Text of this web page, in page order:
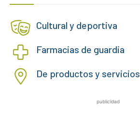
Cultural y deportiva
Farmacias de guardia
De productos y servicios
publicidad